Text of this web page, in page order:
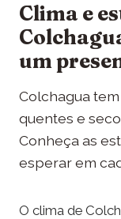
Clima e
um
Colchagua
quentes e
Conheça as
esperar em
O clima de